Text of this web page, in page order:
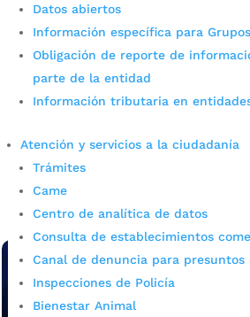
Datos abiertos
Información específica para
Obligación de reporte de
parte de la entidad
Información tributaria en
Atención y servicios a la ciudadanía
Trámites
Came
Centro de analítica de datos
Consulta de establecimientos
Canal de denuncia para
Inspecciones de Policía
Bienestar Animal
120 personas se la
mejor partido de su
Se dio inicio oficial a las Olimpiadas
donde 120 personas se la juegan por
su vida. Con el firme propósito de
través del deporte, se dio...
leer más